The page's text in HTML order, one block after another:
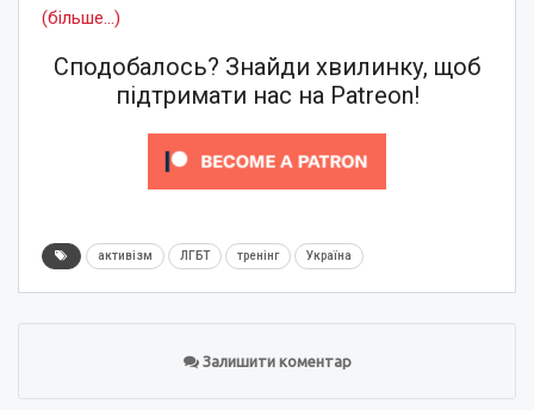
(більше…)
Сподобалось? Знайди хвилинку, щоб
підтримати нас на Patreon!
активізм ЛГБТ тренінг Україна
Залишити коментар